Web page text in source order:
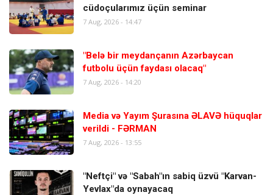
cüdoçularımız üçün seminar
7 Aug, 2026 - 14:47
"Belə bir meydançanın Azərbaycan
futbolu üçün faydası olacaq"
7 Aug, 2026 - 14:20
Media və Yayım Şurasına ƏLAVƏ hüquqlar
verildi - FƏRMAN
7 Aug, 2026 - 13:55
"Neftçi" və "Sabah"ın sabiq üzvü "Karvan-
Yevlax"da oynayacaq